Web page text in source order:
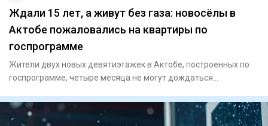
Ждали 15 лет, а живут без газа: новосёлы в
Актобе пожаловались на квартиры по
госпрограмме
Жители двух новых девятиэтажек в Актобе, построенных по
госпрограмме, четыре месяца не могут дождаться